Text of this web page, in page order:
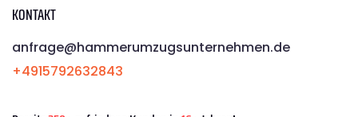
KONTAKT
anfrage@hammerumzugsunternehmen.de
+4915792632843